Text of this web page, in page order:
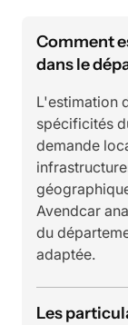
Comment
dans le
L'estimation
spécificités
demande
Avendcar
du
adaptée.
Les